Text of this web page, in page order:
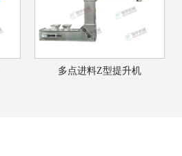
多点进料Z型提升机